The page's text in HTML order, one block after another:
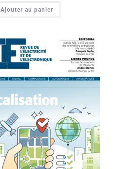
Ajouter au panier